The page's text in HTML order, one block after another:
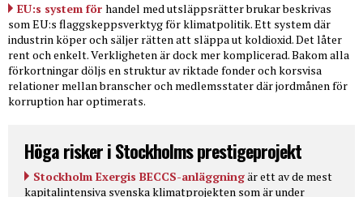
EU:s system för handel med utsläppsrätter brukar beskrivas
som EU:s flaggskeppsverktyg för klimatpolitik. Ett system där
industrin köper och säljer rätten att släppa ut koldioxid. Det låter
rent och enkelt. Verkligheten är dock mer komplicerad. Bakom alla
förkortningar döljs en struktur av riktade fonder och korsvisa
relationer mellan branscher och medlemsstater där jordmånen för
korruption har optimerats.
Höga risker i Stockholms prestigeprojekt
Stockholm Exergis BECCS-anläggningär ett av de mest
kapitalintensiva svenska klimatprojekten som är under